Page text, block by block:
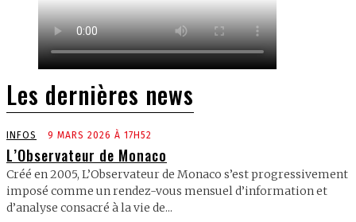
Les dernières news
INFOS 9 MARS 2026 À 17H52
L’Observateur de Monaco
Créé en 2005, L’Observateur de Monaco s’est progressivement
imposé comme un rendez-vous mensuel d’information et
d’analyse consacré à la vie de...